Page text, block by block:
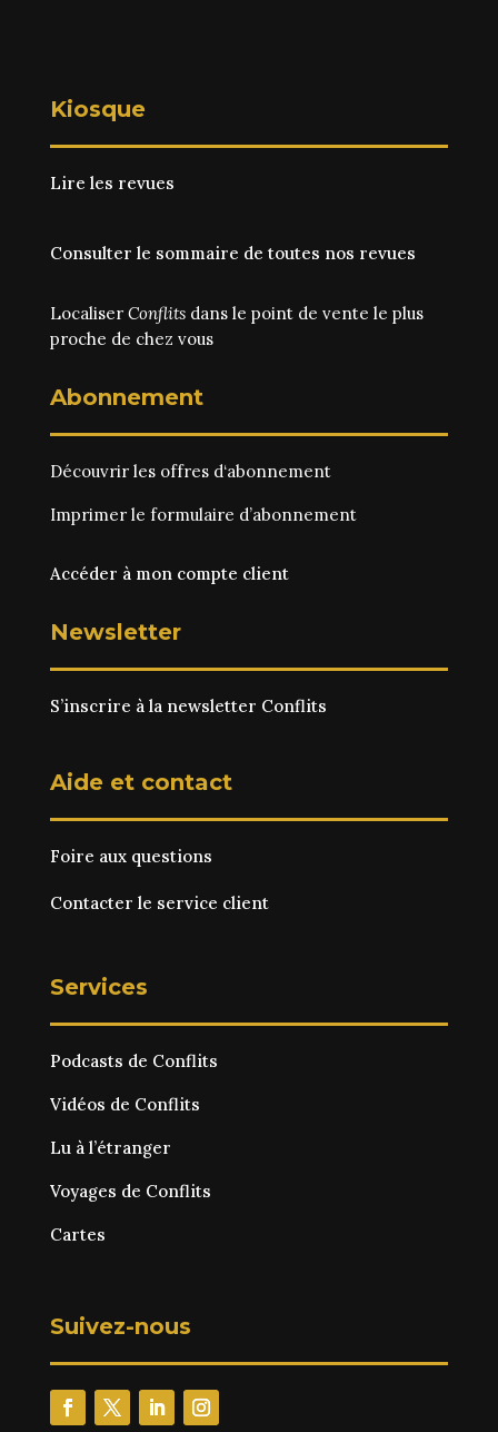
Kiosque
Lire les revues
Consulter le sommaire de toutes nos revues
Localiser Conflitsdans le point de vente le plus
proche de chez vous
Abonnement
Découvrir les offres d‘abonnement
Imprimer le formulaire d’abonnement
Accéder à mon compte client
Newsletter
S’inscrire à la newsletter Conflits
Aide et contact
Foire aux questions
Contacter le service client
Services
Podcasts de Conflits
Vidéos de Conflits
Lu à l’étranger
Voyages de Conflits
Cartes
Suivez-nous